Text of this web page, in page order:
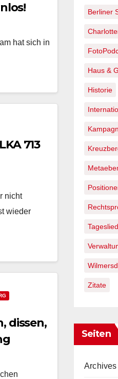
hat sich in
713
nicht
wieder
dissen,
Berliner
Haus &
Historie
Tageslied
Zitate
Seiten
Archives